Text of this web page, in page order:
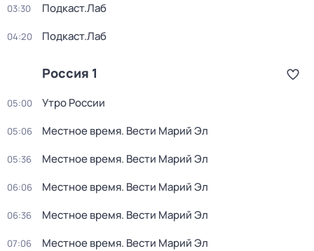
03:30 Подкаст.Лаб
04:20 Подкаст.Лаб
Россия 1
05:00 Утро России
05:06 Местное время. Вести Марий Эл
05:36 Местное время. Вести Марий Эл
06:06 Местное время. Вести Марий Эл
06:36 Местное время. Вести Марий Эл
07:06 Местное время. Вести Марий Эл